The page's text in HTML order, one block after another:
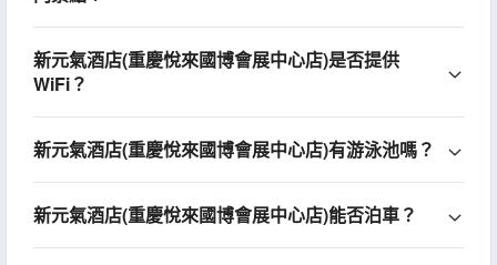
新元氣酒店(重慶悅來國博會展中心店)是否提供
WiFi？
新元氣酒店(重慶悅來國博會展中心店)有游泳池嗎？
新元氣酒店(重慶悅來國博會展中心店)能否泊車？